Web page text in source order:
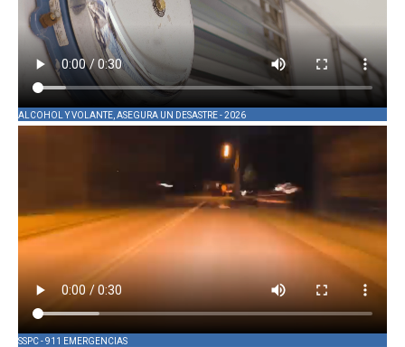
ALCOHOL Y VOLANTE, ASEGURA UN DESASTRE - 2026
SSPC - 911 EMERGENCIAS